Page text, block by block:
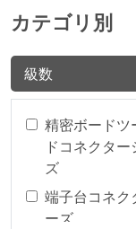
カテゴリ別
級数
精密ボードツ
ドコネクター
ズ
端子台コネク
ーズ